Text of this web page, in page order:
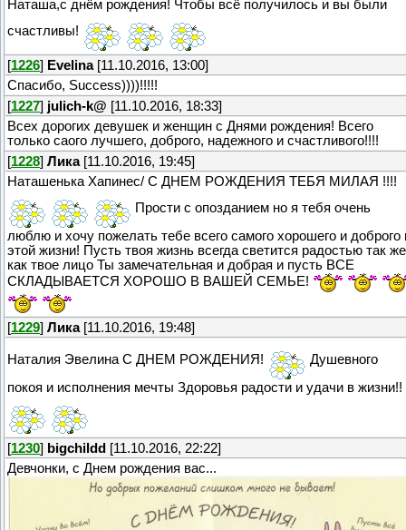
Наташа,с днём рождения! Чтобы всё получилось и вы были
счастливы!
[1226] Evelina[11.10.2016, 13:00]
Спасибо, Success))))!!!!!
[1227] julich-k@ [11.10.2016, 18:33]
Всех дорогих девушек и женщин с Днями рождения! Всего
только саого лучшего, доброго, надежного и счастливого!!!!
[1228] Лика[11.10.2016, 19:45]
Наташенька Хапинес/ С ДНЕМ РОЖДЕНИЯ ТЕБЯ МИЛАЯ !!!!
Прости с опозданием но я тебя очень
люблю и хочу пожелать тебе всего самого хорошего и доброго
этой жизни! Пусть твоя жизнь всегда светится радостью так же
как твое лицо Ты замечательная и добрая и пусть ВСЕ
СКЛАДЫВАЕТСЯ ХОРОШО В ВАШЕЙ СЕМЬЕ!
[1229] Лика[11.10.2016, 19:48]
Наталия Эвелина С ДНЕМ РОЖДЕНИЯ!
Душевного
покоя и исполнения мечты Здоровья радости и удачи в жизни!!
[1230] bigchildd [11.10.2016, 22:22]
Девчонки, с Днем рождения вас...